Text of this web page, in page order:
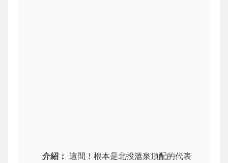
介紹： 這間！根本是北投溫泉頂配的代表